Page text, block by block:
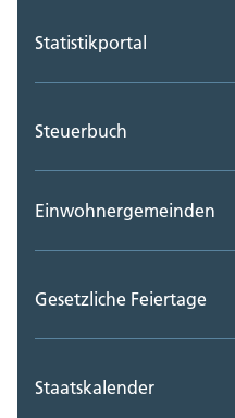
Statistikportal
Steuerbuch
Einwohnergemeinden
Gesetzliche Feiertage
Staatskalender